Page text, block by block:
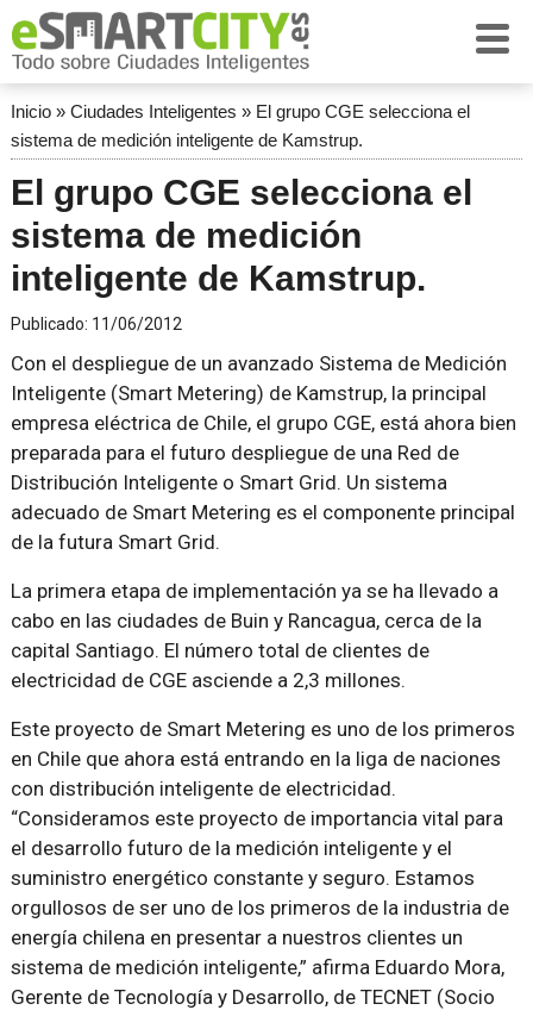
Inicio» Ciudades Inteligentes » El grupo CGE selecciona el
sistema de medición inteligente de Kamstrup.
El grupo CGE selecciona el
sistema de medición
inteligente de Kamstrup.
Publicado: 11/06/2012
Con el despliegue de un avanzado Sistema de Medición
Inteligente (Smart Metering) de Kamstrup, la principal
empresa eléctrica de Chile, el grupo CGE, está ahora bien
preparada para el futuro despliegue de una Red de
Distribución Inteligente o Smart Grid. Un sistema
adecuado de Smart Metering es el componente principal
de la futura Smart Grid.
La primera etapa de implementación ya se ha llevado a
cabo en las ciudades de Buin y Rancagua, cerca de la
capital Santiago. El número total de clientes de
electricidad de CGE asciende a 2,3 millones.
Este proyecto de Smart Metering es uno de los primeros
en Chile que ahora está entrando en la liga de naciones
con distribución inteligente de electricidad.
“Consideramos este proyecto de importancia vital para
el desarrollo futuro de la medición inteligente y el
suministro energético constante y seguro. Estamos
orgullosos de ser uno de los primeros de la industria de
energía chilena en presentar a nuestros clientes un
sistema de medición inteligente,” afirma Eduardo Mora,
Gerente de Tecnología y Desarrollo, de TECNET (Socio